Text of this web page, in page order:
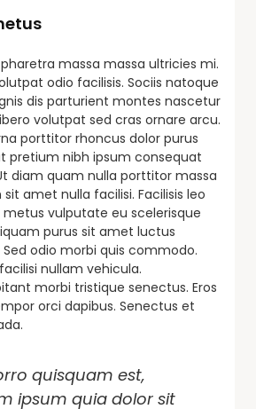
massa massa ultricies mi.
odio facilisis. Sociis natoque
dis parturient montes nascetur
volutpat sed cras ornare arcu.
porttitor rhoncus dolor purus
pretium nibh ipsum consequat
diam quam nulla porttitor massa
amet nulla facilisi. Facilisis leo
metus vulputate eu scelerisque
purus sit amet luctus
odio morbi quis commodo.
nullam vehicula.
morbi tristique senectus. Eros
orci dapibus. Senectus et
quisquam est,
ipsum quia dolor sit